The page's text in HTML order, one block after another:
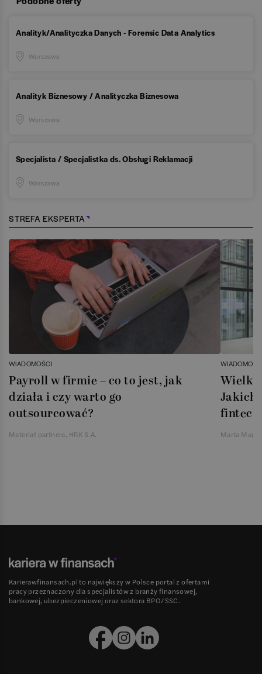
Analityk/Analityczka Danych - Forensic Data Analytics
Warszawa
Analityk Biznesowy / Analityczka Biznesowa
Warszawa
Specjalista / Specjalistka ds. Obsługi Reklamacji
Warszawa
STREFA EKSPERTA
WIADOMOŚCI
Payroll w firmie – co to jest, jak
działa i czy warto go
outsourcować?
Materiał partnera, HRK S.A.
Jakich
Marta
Karierawfinansach.pl to największy w Polsce portal z ofertami
pracy przeznaczony dla specjalistów z branży finansowej,
bankowej, ubezpieczeniowej oraz sektora BPO/SSC.